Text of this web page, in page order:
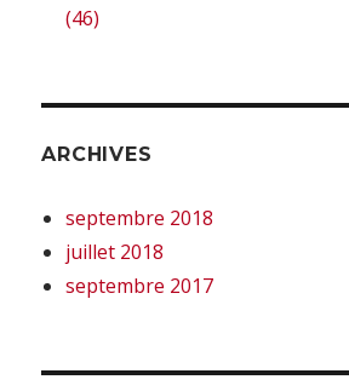
(46)
ARCHIVES
septembre 2018
juillet 2018
septembre 2017